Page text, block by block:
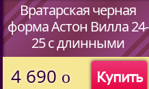
Вратарская черная
форма Астон Вилла 24-
25 c длинными
рукавами
Купить
4 690 o